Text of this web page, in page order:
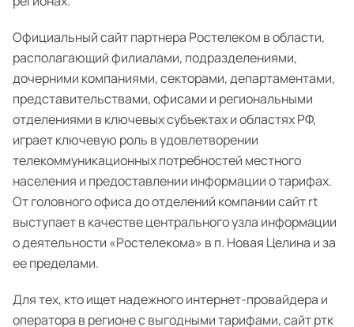
Официальный сайт партнера Ростелеком в области,
располагающий филиалами, подразделениями,
дочерними компаниями, секторами, департаментами,
представительствами, офисами и региональными
отделениями в ключевых субъектах и областях РФ,
играет ключевую роль в удовлетворении
телекоммуникационных потребностей местного
населения и предоставлении информации о тарифах.
От головного офиса до отделений компании сайт rt
выступает в качестве центрального узла информации
о деятельности «Ростелекома» в п. Новая Целина и за
ее пределами.
Для тех, кто ищет надежного интернет-провайдера и
оператора в регионе с выгодными тарифами, сайт ртк